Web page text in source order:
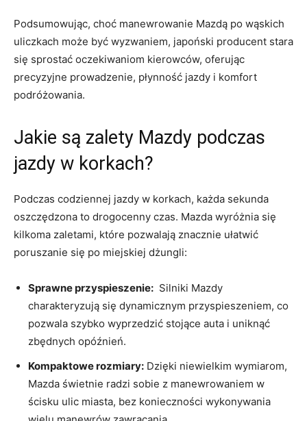
Podsumowując, choć⁢ manewrowanie Mazdą po wąskich
uliczkach może być wyzwaniem, japoński ‌producent stara
‌się⁣ sprostać oczekiwaniom kierowców,​ oferując
precyzyjne prowadzenie, płynność‌ jazdy⁢ i komfort
podróżowania.
Jakie‌ są zalety Mazdy podczas
⁤jazdy w korkach?
Podczas codziennej jazdy w ⁣korkach, każda ⁣sekunda
oszczędzona to drogocenny czas. Mazda wyróżnia się
kilkoma ​zaletami, które pozwalają znacznie ułatwić⁤
poruszanie się po ‍miejskiej dżungli:
Sprawne przyspieszenie: ⁤ Silniki Mazdy
⁢charakteryzują​ się dynamicznym przyspieszeniem, co
pozwala szybko wyprzedzić stojące auta ‌i‌ uniknąć
zbędnych opóźnień.
Kompaktowe rozmiary: Dzięki niewielkim wymiarom,
Mazda​ świetnie radzi sobie⁢ z manewrowaniem w‍
ścisku ulic miasta, bez‌ konieczności wykonywania